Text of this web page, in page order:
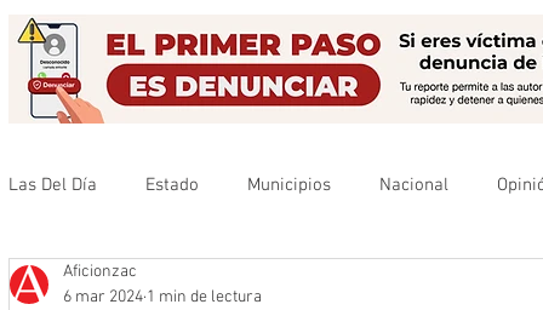
Las Del Día Estado Municipios Nacional
Que no se olvide
Aficionzac
6 mar 2024 1 min de lectura